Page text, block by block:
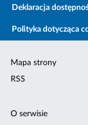
Deklaracja
Polityka dotycząca
Mapa strony
RSS
O serwisie